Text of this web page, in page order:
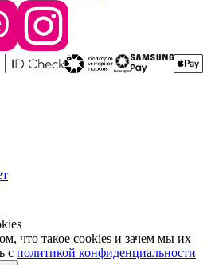
9:00–17:30, пт 9:00–17:00
что такое cookies и зачем мы их
с политикой конфиденциальности